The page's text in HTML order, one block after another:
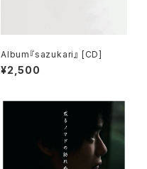
Album『sazukari』 [CD]
¥2,500